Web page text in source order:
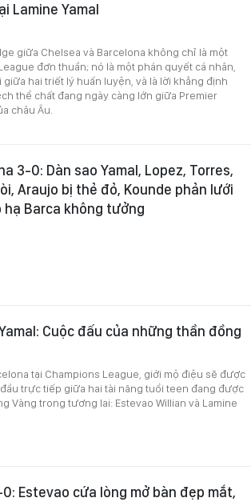
Lamine Yamal
giữa Chelsea và Barcelona không chỉ là một
đơn thuần; nó là một phán quyết cá nhân,
hai triết lý huấn luyện, và là lời khẳng định
thể chất đang ngày càng lớn giữa Premier
châu Âu.
3-0: Dàn sao Yamal, Lopez, Torres,
Araujo bị thẻ đỏ, Kounde phản lưới
hạ Barca không tưởng
Cuộc đấu của những thần đồng
tại Champions League, giới mộ điệu sẽ được
trực tiếp giữa hai tài năng tuổi teen đang được
Vàng trong tương lai: Estevao Willian và Lamine
Estevao cứa lòng mở bàn đẹp mắt,